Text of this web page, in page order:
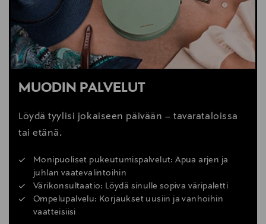
MUODIN PALVELUT
Löydä tyylisi jokaiseen päivään – tavarataloissa
tai etänä.
Monipuoliset pukeutumispalvelut: Apua arjen ja
juhlan vaatevalintoihin
Värikonsultaatio: Löydä sinulle sopiva väripaletti
Ompelupalvelu: Korjaukset uusiin ja vanhoihin
vaatteisiisi